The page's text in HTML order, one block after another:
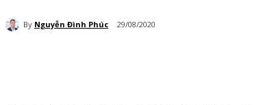
By Nguyễn Đình Phúc 29/08/2020